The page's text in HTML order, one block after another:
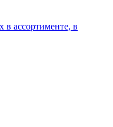
ассортименте, в